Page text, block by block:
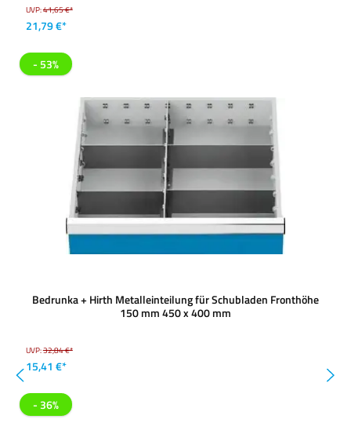
UVP:41,65 €*
21,79 €*
- 53%
Bedrunka + Hirth Metalleinteilung für Schubladen Fronthöhe
150 mm 450 x 400 mm
UVP:32,84 €*
15,41 €*
- 36%